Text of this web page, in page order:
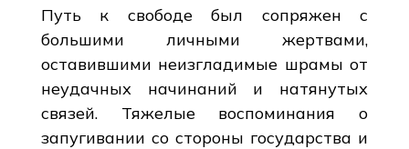
Путь к свободе был сопряжен с
большими личными жертвами,
оставившими неизгладимые шрамы от
неудачных начинаний и натянутых
связей. Тяжелые воспоминания о
запугивании со стороны государства и